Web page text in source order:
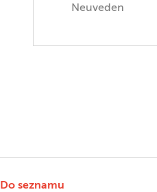
Neuveden
Do seznamu